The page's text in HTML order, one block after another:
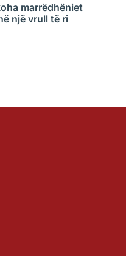
marrëdhëniet
një vrull të ri